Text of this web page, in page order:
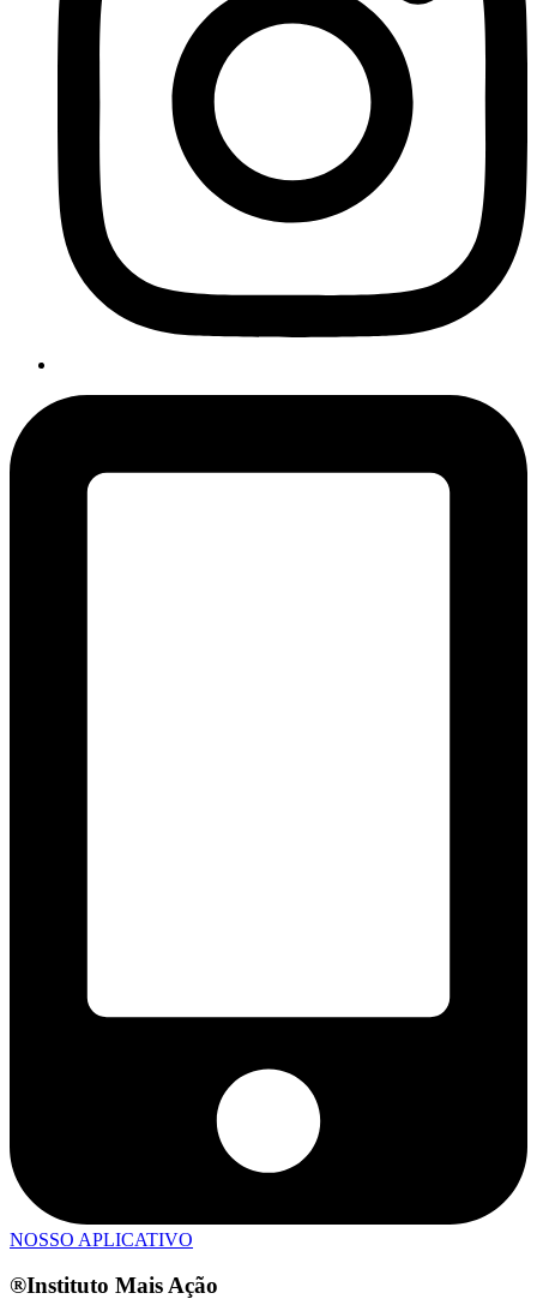
NOSSO APLICATIVO
®Instituto Mais Ação